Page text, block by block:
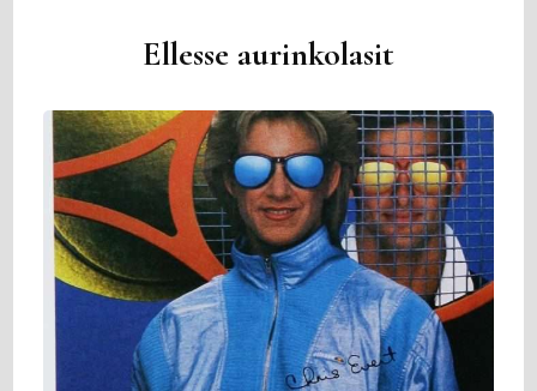
Ellesse aurinkolasit